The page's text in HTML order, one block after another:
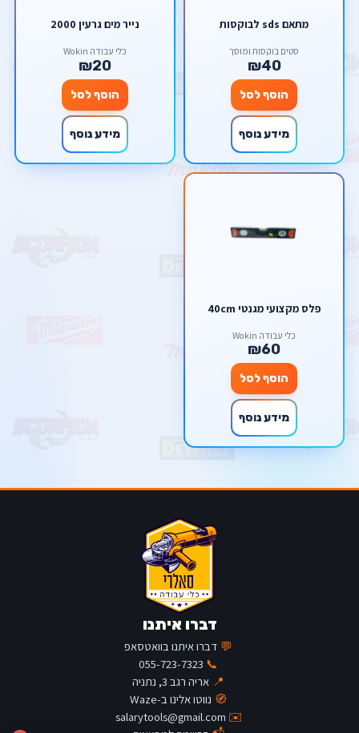
מתאם sds לבוקסות
סטים בוקסות ומוסך
₪40
הוסף לסל
מידע נוסף
נייר מים גרעין 2000
כלי עבודה Wokin
₪20
הוסף לסל
מידע נוסף
פלס מקצועי מגנטי 40cm
כלי עבודה Wokin
₪60
הוסף לסל
מידע נוסף
דברו איתנו
💬 דברו איתנו בוואטסאפ
📞
055-723-7323
📍 אריה רגב 3, נתניה
🧭 נווטו אלינו ב-Waze
✉️
salarytools@gmail.com